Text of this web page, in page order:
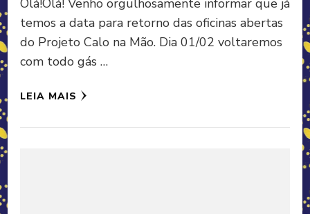
Olá!Olá! Venho orgulhosamente informar que já
temos a data para retorno das oficinas abertas
do Projeto Calo na Mão. Dia 01/02 voltaremos
com todo gás …
LEIA MAIS